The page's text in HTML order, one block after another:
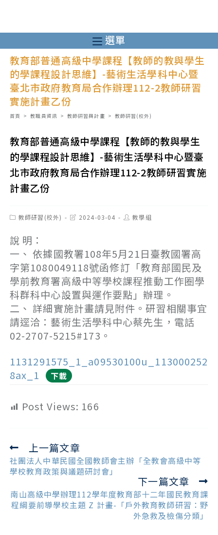
至
主
要
選單
教育部普通高級中學課程【教師的教與學生
的學課程設計思維】-藝術生活學科中心暨
臺北市政府教育局合作辦理112-2教師研習
實施計畫乙份
首頁 > 教職員資訊 > 教師研習與計畫 > 教師研習(校外)
教育部普通高級中學課程【教師的教與學生
的學課程設計思維】-藝術生活學科中心暨臺
北市政府教育局合作辦理112-2教師研習實施
計畫乙份
Post教師研習(校外)
Post2024-03-04
Post教學組
說 明：
一、 依據國教署108年5月21日臺教國署高
字第1080049118號函修訂「教育部國民及
學前教育署高級中等學校課程推動工作圈學
科群科中心設置與運作要點」辦理。
二、 詳細實施計畫請見附件。研習相關事宜
請逕洽：藝術生活學科中心蔡先生，電話
02-2707-5215#173。
1131291575_1_a09530100u_113000252
8ax_1
下載
Post Views: 166
Read
more
articles
上一篇文章
社團法人中華民國全國教師會主辦「全教會高級中等
學校教育政策與議題研討會」
下一篇文章
南山高級中學辦理112學年度教育部十二年國民教育課
程綱要前導學校主題 Z 計畫-「戶外教育教師研習：野
外急救及檢傷分類」